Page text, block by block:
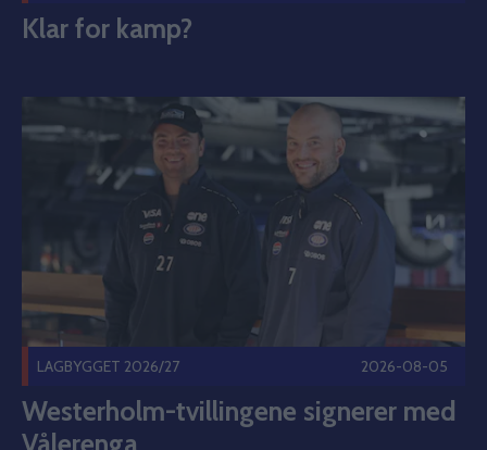
Klar for kamp?
Westerholm-tvillingene signerer med Vålerenga Publisert
LAGBYGGET 2026/27 2026-08-05
Westerholm-tvillingene signerer med
Vålerenga